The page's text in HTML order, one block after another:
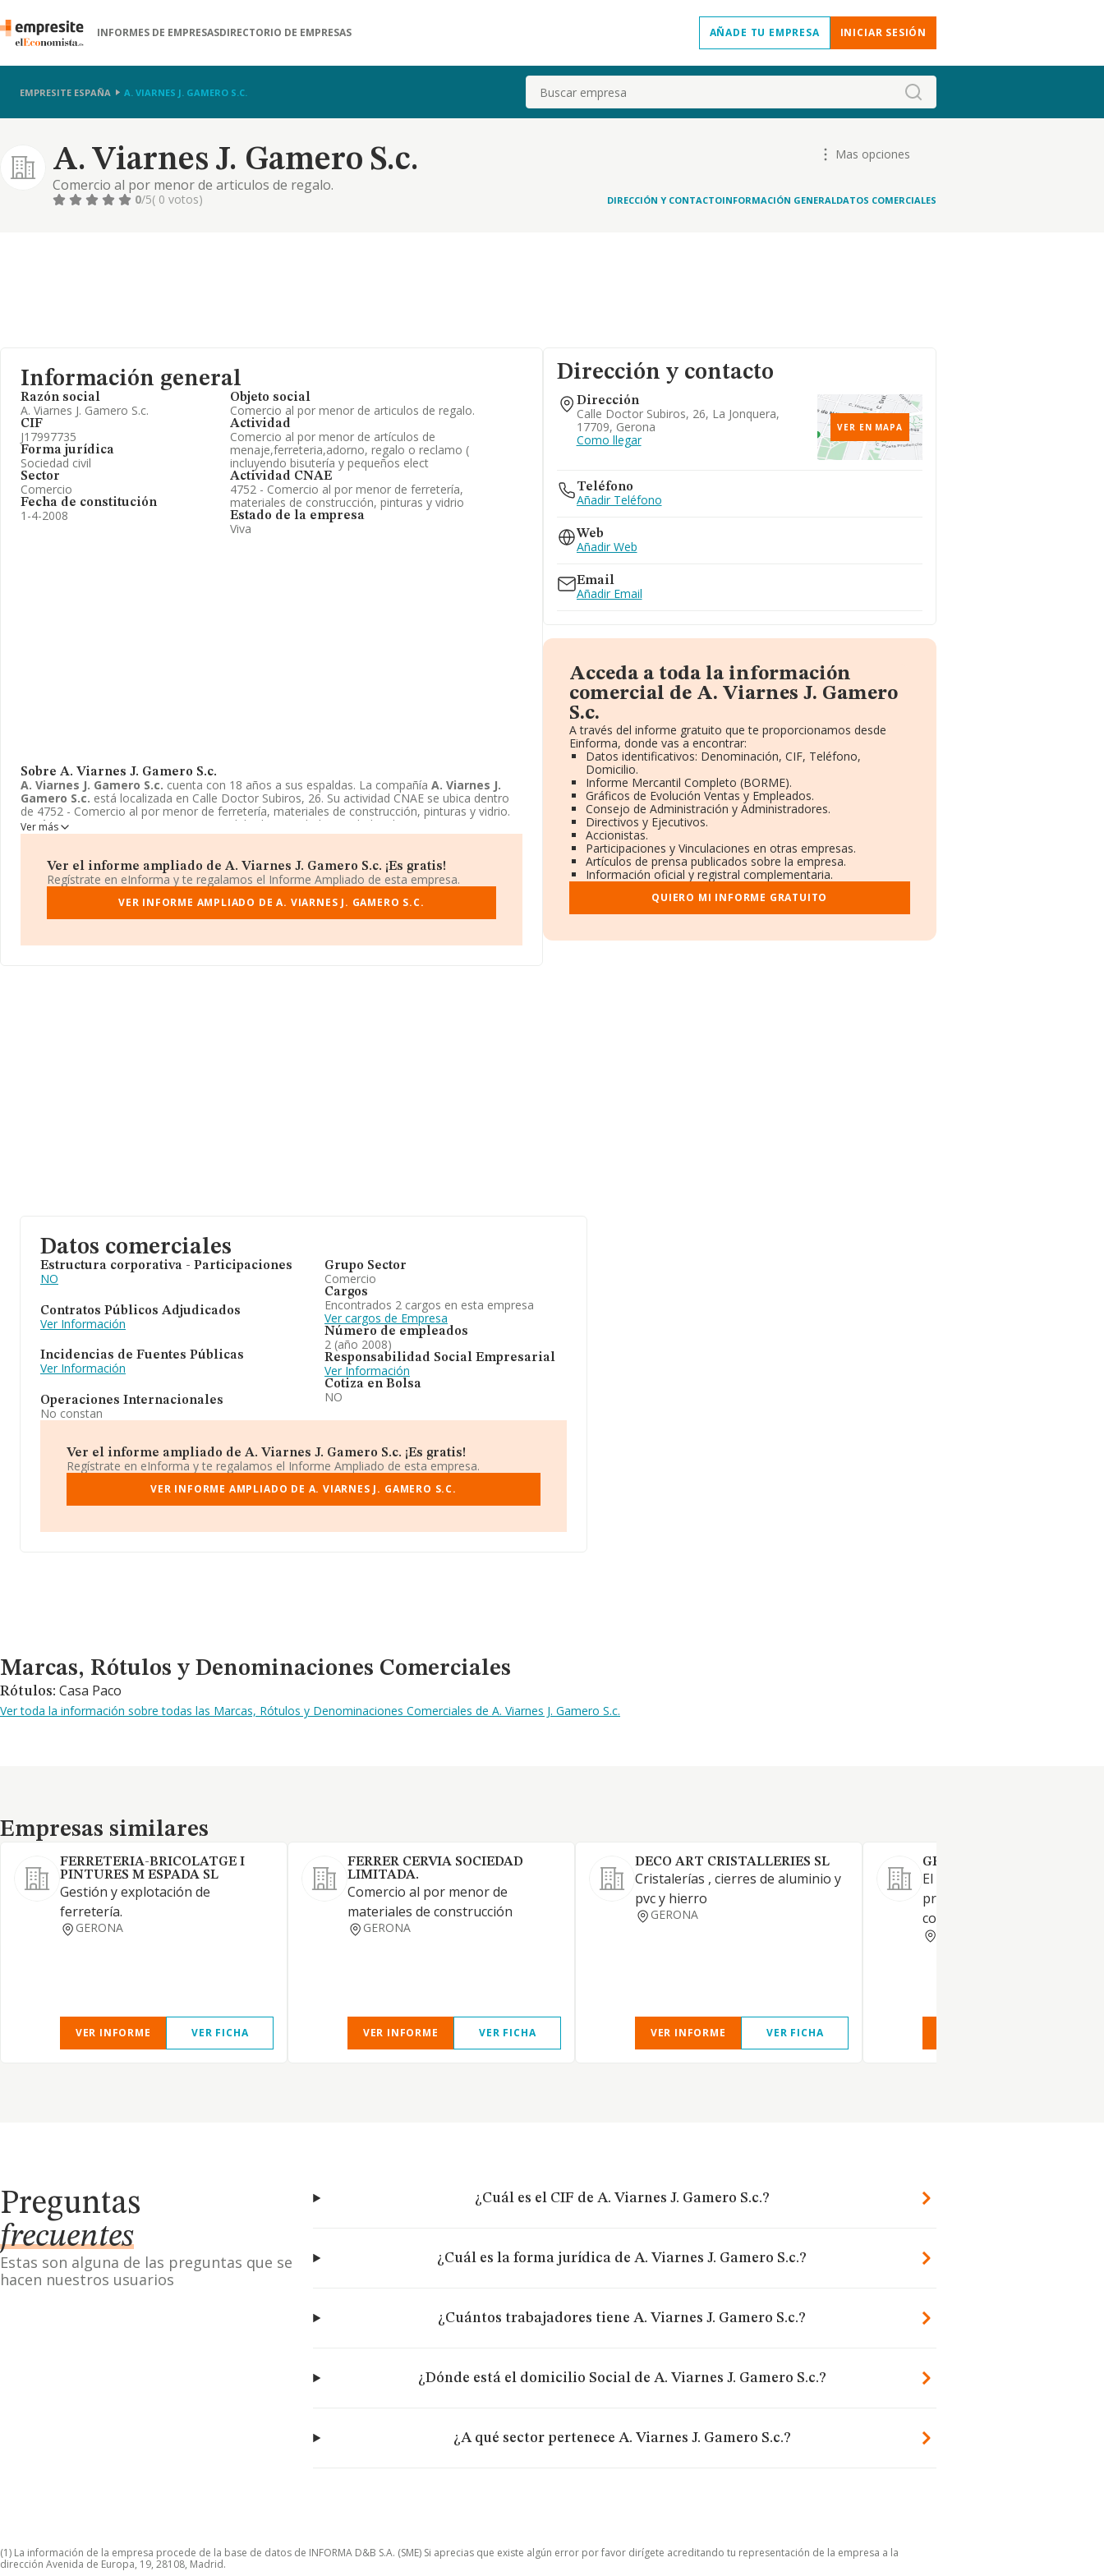
INFORMES DE EMPRESASDIRECTORIO DE EMPRESAS AÑADE TU EMPRESA INICIAR SESIÓN
EMPRESITE ESPAÑA A. VIARNES J. GAMERO S.C. Buscar
A. Viarnes J. Gamero S.c.
Comercio al por menor de articulos de regalo.
Mas opciones
0/5( 0 votos) DIRECCIÓN Y CONTACTOINFORMACIÓN GENERALDATOS COMERCIALES
Información general
Razón social
A. Viarnes J. Gamero S.c.
CIF
J17997735
Forma jurídica
Sociedad civil
Sector
Comercio
Fecha de constitución
1-4-2008
Objeto social
Comercio al por menor de articulos de regalo.
Actividad
Comercio al por menor de artículos de
menaje,ferreteria,adorno, regalo o reclamo (
incluyendo bisutería y pequeños elect
Actividad CNAE
4752 - Comercio al por menor de ferretería,
materiales de construcción, pinturas y vidrio
Estado de la empresa
Viva
Sobre A. Viarnes J. Gamero S.c.
A. Viarnes J. Gamero S.c. cuenta con 18 años a sus espaldas. La compañía A. Viarnes J.
Gamero S.c. está localizada en Calle Doctor Subiros, 26. Su actividad CNAE se ubica dentro
de 4752 - Comercio al por menor de ferretería, materiales de construcción, pinturas y vidrio.
A. Viarnes J. Gamero S.c.
tiene un modelo de sociedad Sociedad civil.
Ver más
Ver el informe ampliado de A. Viarnes J. Gamero S.c. ¡Es gratis!
Regístrate en eInforma y te regalamos el Informe Ampliado de esta empresa.
VER INFORME AMPLIADO DE A. VIARNES J. GAMERO S.C.
Dirección y contacto
Dirección
Calle Doctor Subiros, 26, La Jonquera,
17709, Gerona
Como llegar
VER EN MAPA
Teléfono
Añadir Teléfono
Web
Añadir Web
Email
Añadir Email
Acceda a toda la información
comercial de A. Viarnes J. Gamero
S.c.
A través del informe gratuito que te proporcionamos desde
Einforma, donde vas a encontrar:
Datos identificativos: Denominación, CIF, Teléfono,
Domicilio.
Informe Mercantil Completo (BORME).
Gráficos de Evolución Ventas y Empleados.
Consejo de Administración y Administradores.
Directivos y Ejecutivos.
Accionistas.
Participaciones y Vinculaciones en otras empresas.
Artículos de prensa publicados sobre la empresa.
Información oficial y registral complementaria.
QUIERO MI INFORME GRATUITO
Datos comerciales
Estructura corporativa - Participaciones
NO
Contratos Públicos Adjudicados
Ver Información
Incidencias de Fuentes Públicas
Ver Información
Operaciones Internacionales
No constan
Grupo Sector
Comercio
Cargos
Encontrados 2 cargos en esta empresa
Ver cargos de Empresa
Número de empleados
2 (año 2008)
Responsabilidad Social Empresarial
Ver Información
Cotiza en Bolsa
NO
Ver el informe ampliado de A. Viarnes J. Gamero S.c. ¡Es gratis!
Regístrate en eInforma y te regalamos el Informe Ampliado de esta empresa.
VER INFORME AMPLIADO DE A. VIARNES J. GAMERO S.C.
Marcas, Rótulos y Denominaciones Comerciales
Marcas, Rótulos y Denominaciones Comerciales
Rótulos: Casa Paco
Ver toda la información sobre todas las Marcas, Rótulos y Denominaciones Comerciales de A. Viarnes J. Gamero S.c.
Empresas similares
Empresas similares
FERRETERIA-BRICOLATGE I
PINTURES M ESPADA SL
Gestión y explotación de
ferretería.
GERONA
VER INFORME VER FICHA
FERRER CERVIA SOCIEDAD
LIMITADA.
Comercio al por menor de
materiales de construcción
GERONA
VER INFORME VER FICHA
DECO ART CRISTALLERIES SL
Cristalerías , cierres de aluminio y
pvc y hierro
GERONA
VER INFORME VER FICHA
GRUPURE U-INTERIORS SL.
El comercio al poder menor
productos de cerámica,
cocinas, y pavimentos
Preguntas
frecuentes
Estas son alguna de las preguntas que se
hacen nuestros usuarios
¿Cuál es el CIF de A. Viarnes J. Gamero S.c.?
¿Cuál es la forma jurídica de A. Viarnes J. Gamero S.c.?
¿Cuántos trabajadores tiene A. Viarnes J. Gamero S.c.?
¿Dónde está el domicilio Social de A. Viarnes J. Gamero S.c.?
¿A qué sector pertenece A. Viarnes J. Gamero S.c.?
(1) La información de la empresa procede de la base de datos de INFORMA D&B S.A. (SME) Si aprecias que existe algún error por favor dirígete acreditando tu representación de la empresa a la
dirección Avenida de Europa, 19, 28108, Madrid.